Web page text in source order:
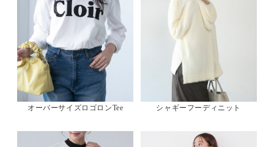
オーバーサイズロゴロンTee シャギーフーディニット